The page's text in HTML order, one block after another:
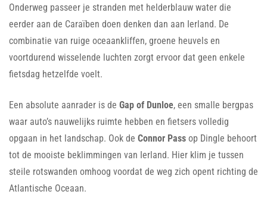
Onderweg passeer je stranden met helderblauw water die
eerder aan de Caraïben doen denken dan aan Ierland. De
combinatie van ruige oceaankliffen, groene heuvels en
voortdurend wisselende luchten zorgt ervoor dat geen enkele
fietsdag hetzelfde voelt.
Een absolute aanrader is de Gap of Dunloe, een smalle bergpas
waar auto’s nauwelijks ruimte hebben en fietsers volledig
opgaan in het landschap. Ook de Connor Pass op Dingle behoort
tot de mooiste beklimmingen van Ierland. Hier klim je tussen
steile rotswanden omhoog voordat de weg zich opent richting de
Atlantische Oceaan.